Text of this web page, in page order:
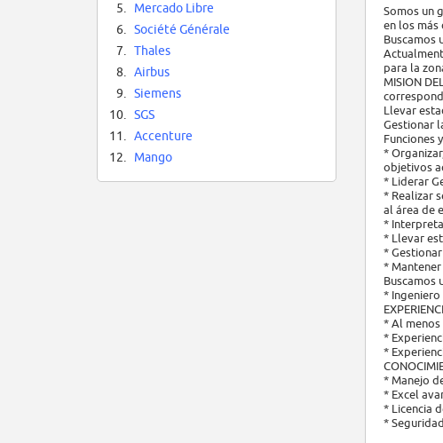
Somos un
en los más
Buscamos
para la
MISION
Llevar
Gestionar
Funciones
*
objetivos
* Liderar
* Realizar
al área de
*
* Llevar
*
*
Buscamos
* Ingeniero
* Al menos
*
*
* Manejo
* Excel
* Licencia
*
5.
Mercado Libre
6.
Société Générale
7.
Thales
8.
Airbus
9.
Siemens
10.
SGS
11.
Accenture
12.
Mango